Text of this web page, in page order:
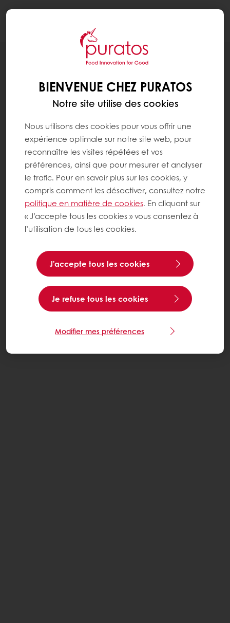
BIENVENUE CHEZ PURATOS
Notre site utilise des cookies
Nous utilisons des cookies pour vous offrir une
expérience optimale sur notre site web, pour
reconnaître les visites répétées et vos
préférences, ainsi que pour mesurer et analyser
le trafic. Pour en savoir plus sur les cookies, y
compris comment les désactiver, consultez notre
politique en matière de cookies. En cliquant sur
« J’accepte tous les cookies » vous consentez à
l’utilisation de tous les cookies.
J’accepte tous les cookies
Je refuse tous les cookies
Modifier mes préférences